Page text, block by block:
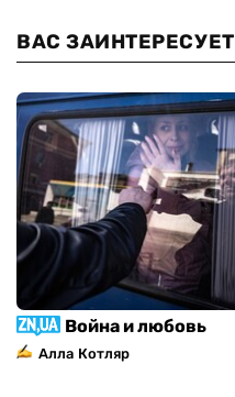
ВАС ЗАИНТЕРЕСУЕТ
Война и любовь
Алла Котляр